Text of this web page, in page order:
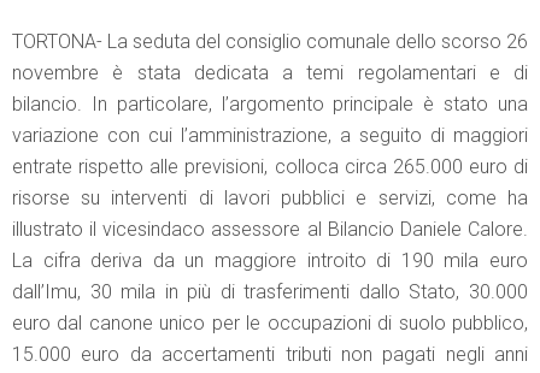
TORTONA- La seduta del consiglio comunale dello scorso 26
novembre è stata dedicata a temi regolamentari e di
bilancio. In particolare, l’argomento principale è stato una
variazione con cui l’amministrazione, a seguito di maggiori
entrate rispetto alle previsioni, colloca circa 265.000 euro di
risorse su interventi di lavori pubblici e servizi, come ha
illustrato il vicesindaco assessore al Bilancio Daniele Calore.
La cifra deriva da un maggiore introito di 190 mila euro
dall’Imu, 30 mila in più di trasferimenti dallo Stato, 30.000
euro dal canone unico per le occupazioni di suolo pubblico,
15.000 euro da accertamenti tributi non pagati negli anni